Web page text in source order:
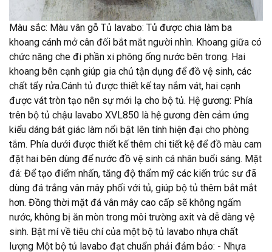
Màu sắc: Màu vân gỗ Tủ lavabo: Tủ được chia làm ba
khoang cánh mở cân đối bắt mắt người nhìn. Khoang giữa có
chức năng che đi phần xi phông ống nước bên trong. Hai
khoang bên cạnh giúp gia chủ tận dụng để đồ vệ sinh, các
chất tẩy rửa.Cánh tủ được thiết kế tay nắm vát, hai cạnh
được vát tròn tạo nên sự mới lạ cho bộ tủ. Hệ gương: Phía
trên bộ tủ chậu lavabo XVL850 là hệ gương đèn cảm ứng
kiểu dáng bát giác làm nổi bật lên tính hiện đại cho phòng
tắm. Phía dưới được thiết kế thêm chi tiết kệ để đồ màu cam
đặt hai bên dùng để nước đồ vệ sinh cá nhân buổi sáng. Mặt
đá: Để tạo điểm nhấn, tăng độ thẩm mỹ các kiến trúc sư đã
dùng đá trắng vân mây phối với tủ, giúp bộ tủ thêm bắt mắt
hơn. Đồng thời mặt đá vân mây cao cấp sẽ không ngấm
nước, không bị ăn mòn trong môi trường axit và dễ dàng vệ
sinh. Bật mí về tiêu chí của một bộ tủ lavabo nhựa chất
lượng Một bộ tủ lavabo đạt chuẩn phải đảm bảo: - Nhựa